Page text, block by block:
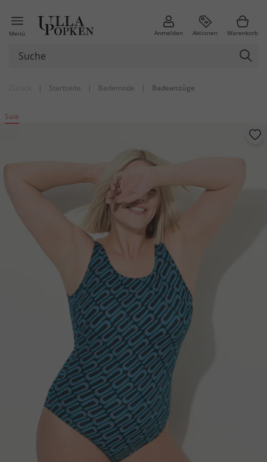
Menü Anmelden Aktionen Warenkorb
| Startseite | Bademode | Badeanzüge
Sale